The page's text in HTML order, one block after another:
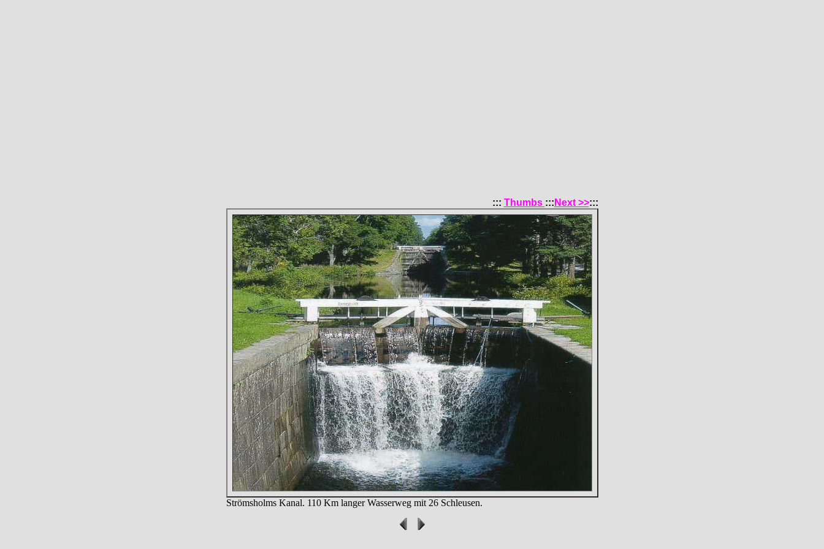
::: Thumbs ::: Next >>:::
Strömsholms Kanal. 110 Km langer Wasserweg mit 26 Schleusen.